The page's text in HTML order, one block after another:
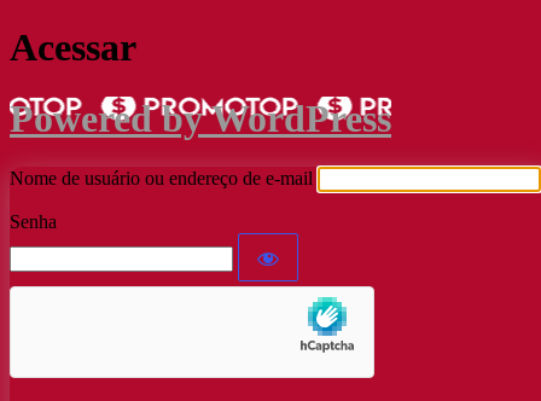
Acessar
Powered by WordPress
Nome de usuário ou endereço de e-mail
Senha